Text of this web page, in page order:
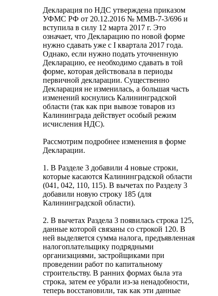
Декларация по НДС утверждена приказом
УФМС РФ от 20.12.2016 № ММВ-7-3/696 и
вступила в силу 12 марта 2017 г. Это
означает, что Декларацию по новой форме
нужно сдавать уже с I квартала 2017 года.
Однако, если нужно подать уточненную
Декларацию, ее необходимо сдавать в той
форме, которая действовала в периоды
первичной декларации. Существенно
Декларация не изменилась, а большая часть
изменений коснулись Калининградской
области (так как при вывозе товаров из
Калининграда действует особый режим
исчисления НДС).
Рассмотрим подробнее изменения в форме
Декларации.
1. В Разделе 3 добавили 4 новые строки,
которые касаются Калининградской области
(041, 042, 110, 115). В вычетах по Разделу 3
добавили новую строку 185 (для
Калининградской области).
2. В вычетах Раздела 3 появилась строка 125,
данные которой связаны со строкой 120. В
ней выделяется сумма налога, предъявленная
налогоплательщику подрядными
организациями, застройщиками при
проведении работ по капитальному
строительству. В ранних формах была эта
строка, затем ее убрали из-за ненадобности,
теперь восстановили, так как эти данные